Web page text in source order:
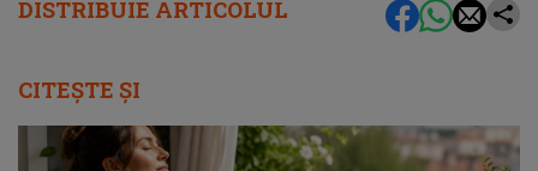
DISTRIBUIE ARTICOLUL
CITEȘTE ȘI